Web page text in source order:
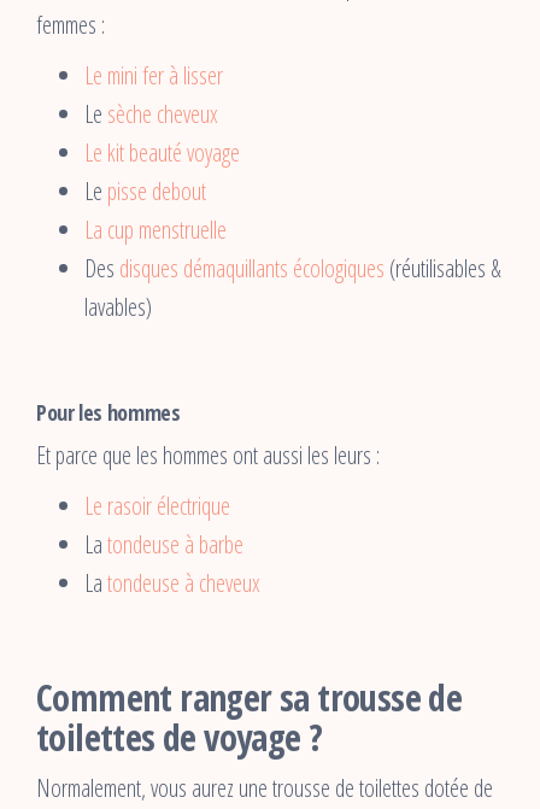
femmes :
Le mini fer à lisser
Le sèche cheveux
Le kit beauté voyage
Le pisse debout
La cup menstruelle
Des disques démaquillants écologiques (réutilisables &
lavables)
Pour les hommes
Et parce que les hommes ont aussi les leurs :
Le rasoir électrique
Latondeuse à barbe
Latondeuse à cheveux
Comment ranger sa trousse de
toilettes de voyage ?
Normalement, vous aurez une trousse de toilettes dotée de